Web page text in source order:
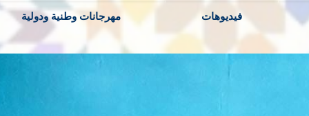
فيديوهات مهرجانات وطنية ودولية